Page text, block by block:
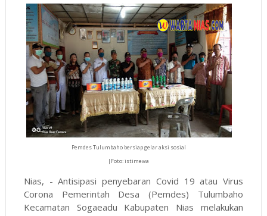
Pemdes Tulumbaho bersiap gelar aksi sosial
|Foto: istimewa
Nias, - Antisipasi penyebaran Covid 19 atau Virus
Corona Pemerintah Desa (Pemdes) Tulumbaho
Kecamatan Sogaeadu Kabupaten Nias melakukan